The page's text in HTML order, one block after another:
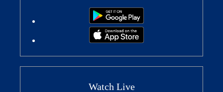
Watch Live